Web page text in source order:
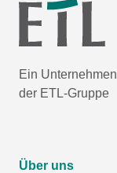
Ein Unternehmen
der ETL-Gruppe
Über uns